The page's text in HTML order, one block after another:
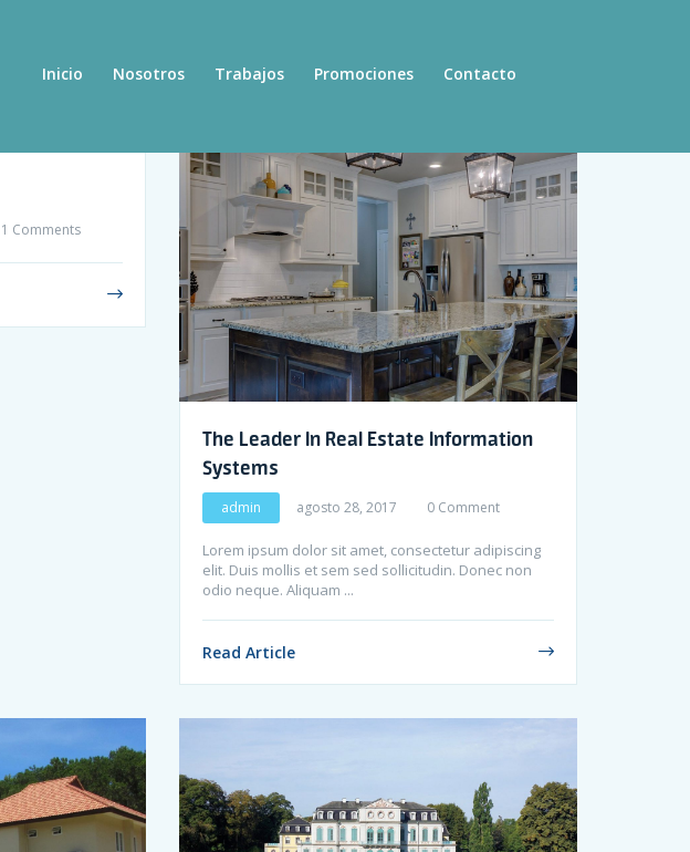
Inicio Nosotros Trabajos Promociones Contacto
1 Comments
The Leader In Real Estate Information
Systems
admin agosto 28, 2017 0 Comment
Lorem ipsum dolor sit amet, consectetur adipiscing
elit. Duis mollis et sem sed sollicitudin. Donec non
odio neque. Aliquam ...
Read Article